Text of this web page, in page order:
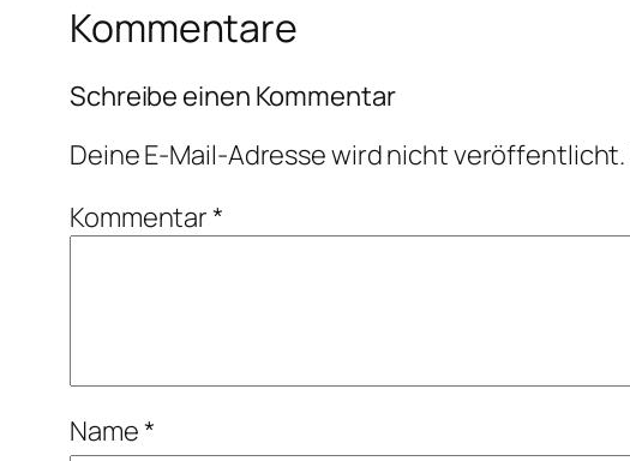
Kommentare
Schreibe einen Kommentar
Deine E-Mail-Adresse wird nicht veröffentlicht.
Kommentar*
Name*